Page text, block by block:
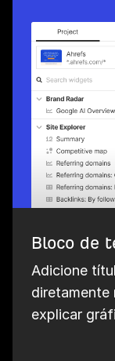
Bloco de
Adicione
explicar